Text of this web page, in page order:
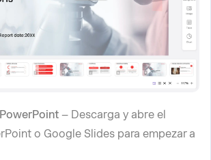
– Descarga y abre el
o Google Slides para empezar a